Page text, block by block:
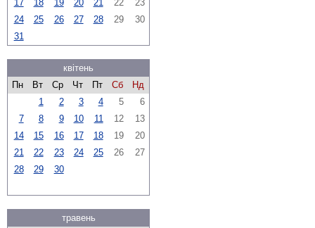
17
18 19 20 21 22
23
24
25 26 27 28 29
30
31
квітень
Пн
Вт Ср Чт Пт Сб
Нд
1
2 3 4 5
6
7
8 9 10 11 12
13
14
15 16 17 18 19
20
21
22 23 24 25 26
27
28
29 30
травень